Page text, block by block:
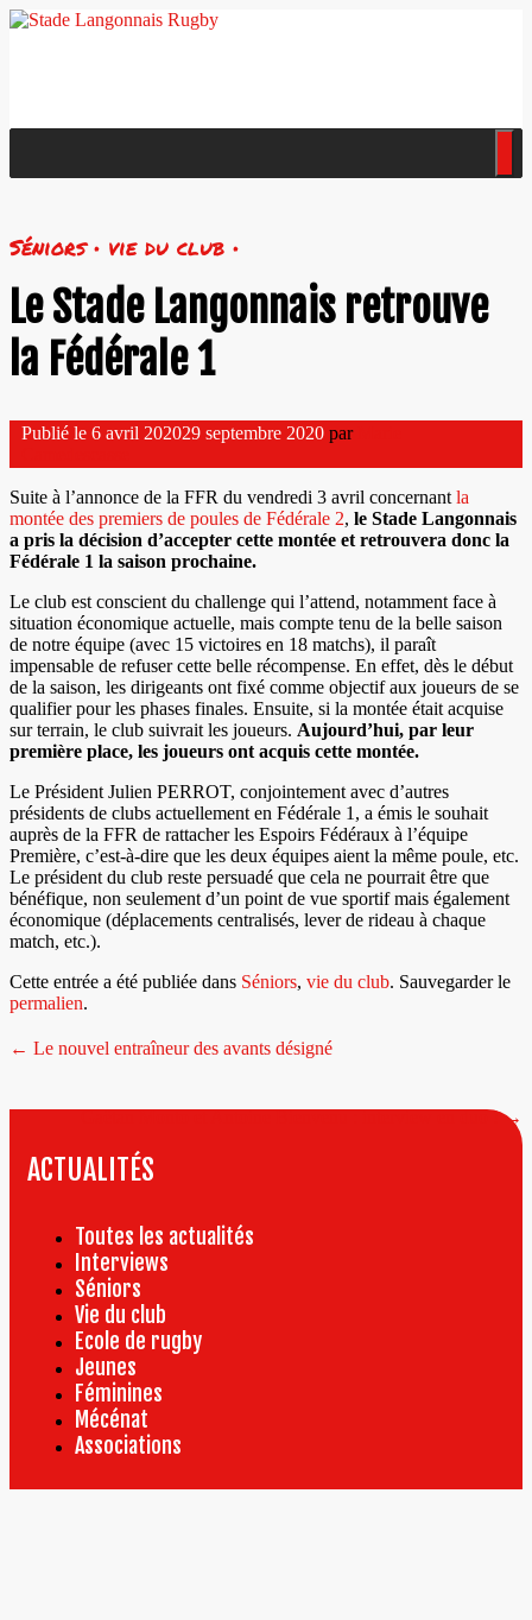
Séniors • vie du club •
Le Stade Langonnais retrouve
la Fédérale 1
Publié le 6 avril 202029 septembre 2020 par
Suite à l’annonce de la FFR du vendredi 3 avril concernant la
montée des premiers de poules de Fédérale 2, le Stade Langonnais
a pris la décision d’accepter cette montée et retrouvera donc la
Fédérale 1 la saison prochaine.
Le club est conscient du challenge qui l’attend, notamment face à
situation économique actuelle, mais compte tenu de la belle saison
de notre équipe (avec 15 victoires en 18 matchs), il paraît
impensable de refuser cette belle récompense. En effet, dès le début
de la saison, les dirigeants ont fixé comme objectif aux joueurs de se
qualifier pour les phases finales. Ensuite, si la montée était acquise
sur terrain, le club suivrait les joueurs. Aujourd’hui, par leur
première place, les joueurs ont acquis cette montée.
Le Président Julien PERROT, conjointement avec d’autres
présidents de clubs actuellement en Fédérale 1, a émis le souhait
auprès de la FFR de rattacher les Espoirs Fédéraux à l’équipe
Première, c’est-à-dire que les deux équipes aient la même poule, etc.
Le président du club reste persuadé que cela ne pourrait être que
bénéfique, non seulement d’un point de vue sportif mais également
économique (déplacements centralisés, lever de rideau à chaque
match, etc.).
Cette entrée a été publiée dans Séniors, vie du club. Sauvegarder le
permalien.
de
← Le nouvel entraîneur des avants désigné
Gaëtan Monto et Antoine Bienvenu : interview en duo !→
ACTUALITÉS
Toutes les actualités
Interviews
Séniors
Vie du club
Ecole de rugby
Jeunes
Féminines
Mécénat
Associations